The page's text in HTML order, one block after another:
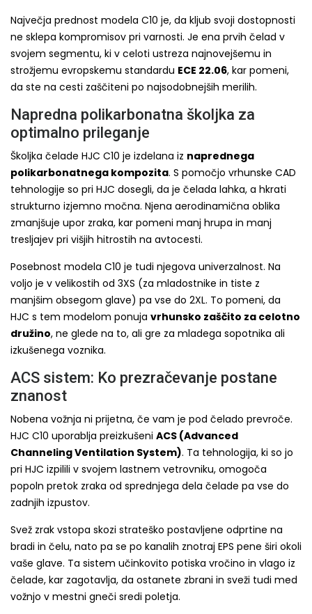
Največja prednost modela C10 je, da kljub svoji dostopnosti
ne sklepa kompromisov pri varnosti. Je ena prvih čelad v
svojem segmentu, ki v celoti ustreza najnovejšemu in
strožjemu evropskemu standardu ECE 22.06, kar pomeni,
da ste na cesti zaščiteni po najsodobnejših merilih.
Napredna polikarbonatna školjka za
optimalno prileganje
Školjka čelade HJC C10 je izdelana iz naprednega
polikarbonatnega kompozita. S pomočjo vrhunske CAD
tehnologije so pri HJC dosegli, da je čelada lahka, a hkrati
strukturno izjemno močna. Njena aerodinamična oblika
zmanjšuje upor zraka, kar pomeni manj hrupa in manj
tresljajev pri višjih hitrostih na avtocesti.
Posebnost modela C10 je tudi njegova univerzalnost. Na
voljo je v velikostih od 3XS (za mladostnike in tiste z
manjšim obsegom glave) pa vse do 2XL. To pomeni, da
HJC s tem modelom ponuja vrhunsko zaščito za celotno
družino, ne glede na to, ali gre za mladega sopotnika ali
izkušenega voznika.
ACS sistem: Ko prezračevanje postane
znanost
Nobena vožnja ni prijetna, če vam je pod čelado prevroče.
HJC C10 uporablja preizkušeni ACS (Advanced
Channeling Ventilation System). Ta tehnologija, ki so jo
pri HJC izpilili v svojem lastnem vetrovniku, omogoča
popoln pretok zraka od sprednjega dela čelade pa vse do
zadnjih izpustov.
Svež zrak vstopa skozi strateško postavljene odprtine na
bradi in čelu, nato pa se po kanalih znotraj EPS pene širi okoli
vaše glave. Ta sistem učinkovito potiska vročino in vlago iz
čelade, kar zagotavlja, da ostanete zbrani in sveži tudi med
vožnjo v mestni gneči sredi poletja.